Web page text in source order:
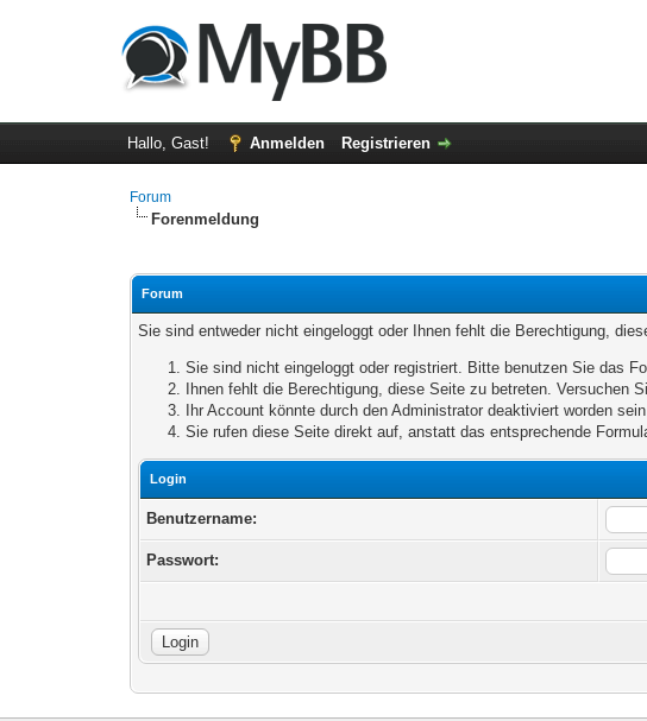
Hallo, Gast! Anmelden Registrieren
Forum
Forenmeldung
Forum
Sie sind entweder nicht eingeloggt oder Ihnen fehlt die Berechtigung,
Sie sind nicht eingeloggt oder registriert. Bitte benutzen Sie das
Ihnen fehlt die Berechtigung, diese Seite zu betreten. Versuchen
Ihr Account könnte durch den Administrator deaktiviert worden
Sie rufen diese Seite direkt auf, anstatt das entsprechende
Login
Benutzername:
Passwort: